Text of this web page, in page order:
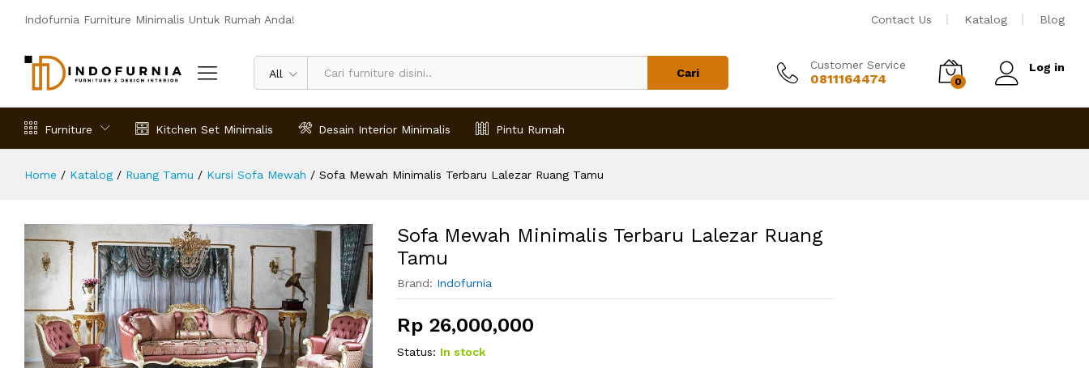
Indofurnia Furniture Minimalis Untuk Rumah Anda! Contact Us Katalog Blog
All Cari
Customer Service
0811164474 0
Log in
Furniture Kitchen Set Minimalis Desain Interior Minimalis Pintu Rumah
Home / Katalog / Ruang Tamu / Kursi Sofa Mewah / Sofa Mewah Minimalis Terbaru Lalezar Ruang Tamu
Sofa Mewah Minimalis Terbaru Lalezar Ruang
Tamu
Brand: Indofurnia
Rp26,000,000
Status: In stock
Deskripsi Spesifikasi Ulasan (0)
Tambah ke keranjang